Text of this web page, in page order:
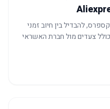
להבדיל בין חיוב זמני
צעדים מול חברת האשראי